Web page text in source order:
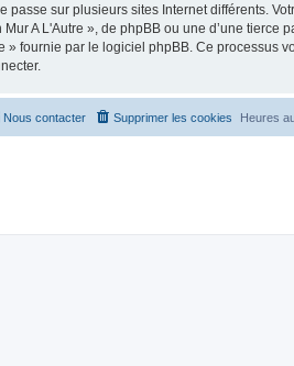
sur plusieurs sites Internet différents.
A L'Autre », de phpBB ou une d’une tierce
» fournie par le logiciel phpBB. Ce processus
Heures
Supprimer les cookies
Nous contacter